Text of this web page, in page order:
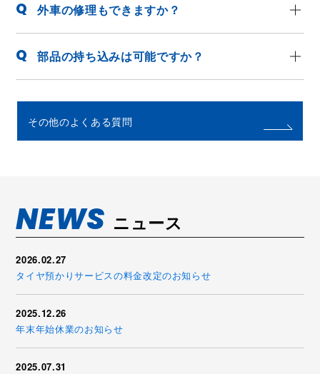
外車の修理もできますか？
部品の持ち込みは可能ですか？
その他のよくある質問
NEWS ニュース
2026.02.27
タイヤ預かりサービスの料金改定のお知らせ
2025.12.26
年末年始休業のお知らせ
2025.07.31